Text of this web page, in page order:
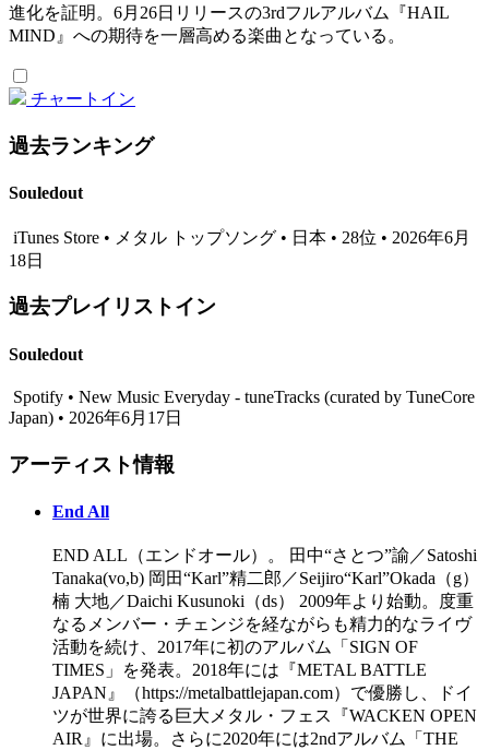
進化を証明。6月26日リリースの3rdフルアルバム『HAIL
MIND』への期待を一層高める楽曲となっている。
チャートイン
過去ランキング
Souledout
iTunes Store • メタル トップソング • 日本 • 28位 • 2026年6月
18日
過去プレイリストイン
Souledout
Spotify • New Music Everyday - tuneTracks (curated by TuneCore
Japan) • 2026年6月17日
アーティスト情報
End All
END ALL（エンドオール）。 田中“さとつ”諭／Satoshi
Tanaka(vo,b) 岡田“Karl”精二郎／Seijiro“Karl”Okada（g）
楠 大地／Daichi Kusunoki（ds） 2009年より始動。度重
なるメンバー・チェンジを経ながらも精力的なライヴ
活動を続け、2017年に初のアルバム「SIGN OF
TIMES」を発表。2018年には『METAL BATTLE
JAPAN』（https://metalbattlejapan.com）で優勝し、ドイ
ツが世界に誇る巨大メタル・フェス『WACKEN OPEN
AIR』に出場。さらに2020年には2ndアルバム「THE